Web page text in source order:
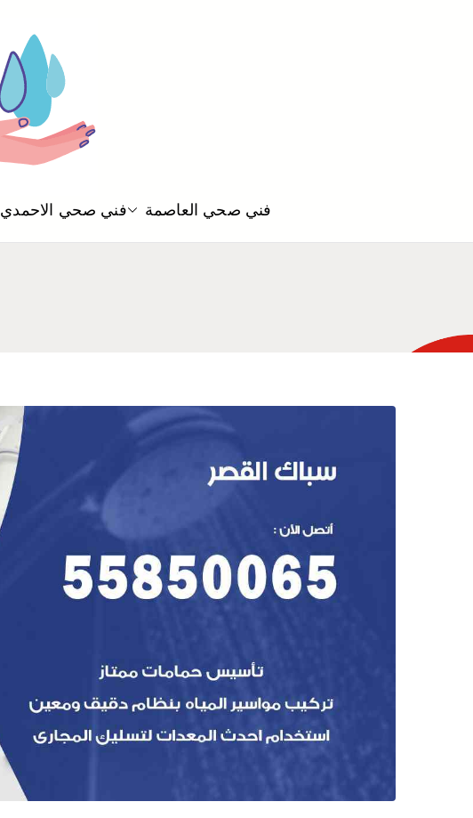
فني صحي العاصمة فني صحي الاحمدي